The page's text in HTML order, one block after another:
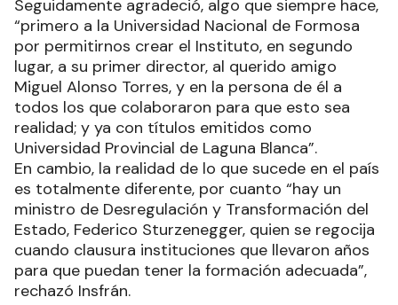
Seguidamente agradeció, algo que siempre hace,
“primero a la Universidad Nacional de Formosa
por permitirnos crear el Instituto, en segundo
lugar, a su primer director, al querido amigo
Miguel Alonso Torres, y en la persona de él a
todos los que colaboraron para que esto sea
realidad; y ya con títulos emitidos como
Universidad Provincial de Laguna Blanca”.
En cambio, la realidad de lo que sucede en el país
es totalmente diferente, por cuanto “hay un
ministro de Desregulación y Transformación del
Estado, Federico Sturzenegger, quien se regocija
cuando clausura instituciones que llevaron años
para que puedan tener la formación adecuada”,
rechazó Insfrán.